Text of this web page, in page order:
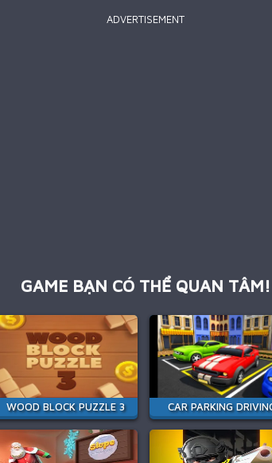
ADVERTISEMENT
GAME BẠN CÓ THỂ QUAN TÂM!
WOOD BLOCK PUZZLE 3 CAR PARKING